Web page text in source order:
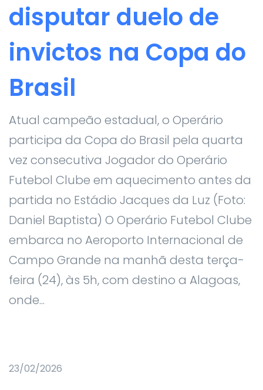
disputar duelo de
invictos na Copa do
Brasil
Atual campeão estadual, o Operário
participa da Copa do Brasil pela quarta
vez consecutiva Jogador do Operário
Futebol Clube em aquecimento antes da
partida no Estádio Jacques da Luz (Foto:
Daniel Baptista) O Operário Futebol Clube
embarca no Aeroporto Internacional de
Campo Grande na manhã desta terça-
feira (24), às 5h, com destino a Alagoas,
onde...
23/02/2026